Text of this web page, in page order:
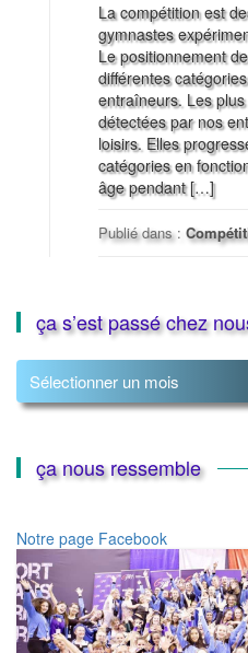
La compétition est
gymnastes
Le positionnement
différentes
entraîneurs. Les
détectées par nos
loisirs. Elles
catégories en
âge pendant […]
Publié dans :
ça s’est passé chez
ça
s’est
passé
nousça nous ressemble
Notre page Facebook